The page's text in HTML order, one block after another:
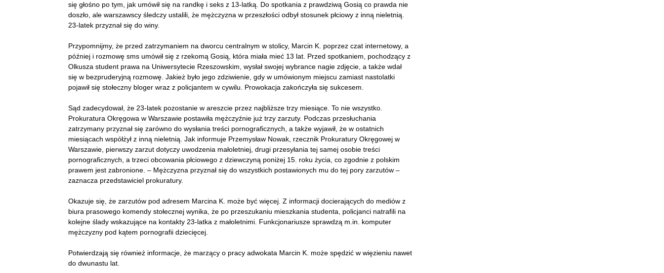
się głośno po tym, jak umówił się na randkę i seks z 13-latką. Do spotkania z prawdziwą Gosią co prawda nie
doszło, ale warszawscy śledczy ustalili, że mężczyzna w przeszłości odbył stosunek płciowy z inną nieletnią.
23-latek przyznał się do winy.
Przypomnijmy, że przed zatrzymaniem na dworcu centralnym w stolicy, Marcin K. poprzez czat internetowy, a
później i rozmowę sms umówił się z rzekomą Gosią, która miała mieć 13 lat. Przed spotkaniem, pochodzący z
Olkusza student prawa na Uniwersytecie Rzeszowskim, wysłał swojej wybrance nagie zdjęcie, a także wdał
się w bezpruderyjną rozmowę. Jakież było jego zdziwienie, gdy w umówionym miejscu zamiast nastolatki
pojawił się stołeczny bloger wraz z policjantem w cywilu. Prowokacja zakończyła się sukcesem.
Sąd zadecydował, że 23-latek pozostanie w areszcie przez najbliższe trzy miesiące. To nie wszystko.
Prokuratura Okręgowa w Warszawie postawiła mężczyźnie już trzy zarzuty. Podczas przesłuchania
zatrzymany przyznał się zarówno do wysłania treści pornograficznych, a także wyjawił, że w ostatnich
miesiącach współżył z inną nieletnią. Jak informuje Przemysław Nowak, rzecznik Prokuratury Okręgowej w
Warszawie, pierwszy zarzut dotyczy uwodzenia małoletniej, drugi przesyłania tej samej osobie treści
pornograficznych, a trzeci obcowania płciowego z dziewczyną poniżej 15. roku życia, co zgodnie z polskim
prawem jest zabronione. – Mężczyzna przyznał się do wszystkich postawionych mu do tej pory zarzutów –
zaznacza przedstawiciel prokuratury.
Okazuje się, że zarzutów pod adresem Marcina K. może być więcej. Z informacji docierających do mediów z
biura prasowego komendy stołecznej wynika, że po przeszukaniu mieszkania studenta, policjanci natrafili na
kolejne ślady wskazujące na kontakty 23-latka z małoletnimi. Funkcjonariusze sprawdzą m.in. komputer
mężczyzny pod kątem pornografii dziecięcej.
Potwierdzają się również informacje, że marzący o pracy adwokata Marcin K. może spędzić w więzieniu nawet
do dwunastu lat.